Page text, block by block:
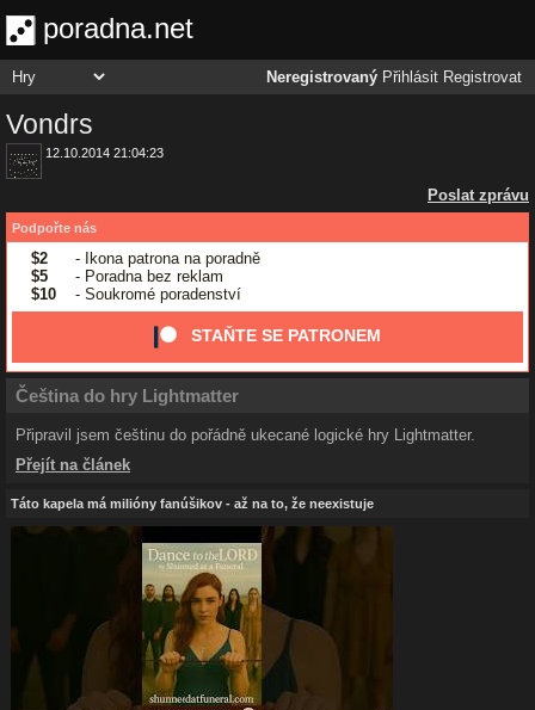
poradna.net
Neregistrovaný Přihlásit Registrovat
Vondrs
12.10.2014 21:04:23
Poslat zprávu
Podpořte nás
$2
- Ikona patrona na poradně
$5
- Poradna bez reklam
$10
- Soukromé poradenství
STAŇTE SE PATRONEM
Čeština do hry Lightmatter
Připravil jsem češtinu do pořádně ukecané logické hry Lightmatter.
Přejít na článek
Táto kapela má milióny fanúšikov - až na to, že neexistuje